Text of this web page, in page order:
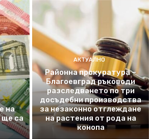
на
ще са
АКТУАЛНО
Районна прокуратура –
Благоевград ръководи
разследването по три
досъдебни производства
за незаконно отглеждане
на растения от рода на
конопа